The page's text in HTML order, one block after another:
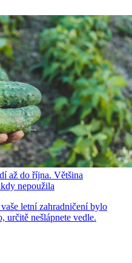
až do října. Většina
nepoužila
letní zahradničení bylo
určitě nešlápnete vedle.